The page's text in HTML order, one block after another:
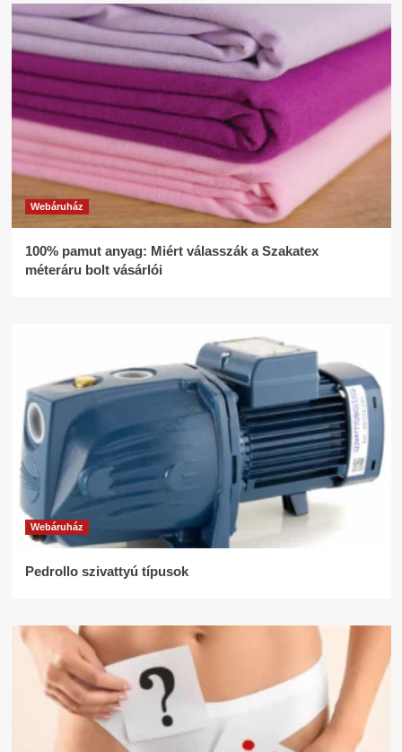
Webáruház
100% pamut anyag: Miért válasszák a Szakatex
méteráru bolt vásárlói
Webáruház
Pedrollo szivattyú típusok